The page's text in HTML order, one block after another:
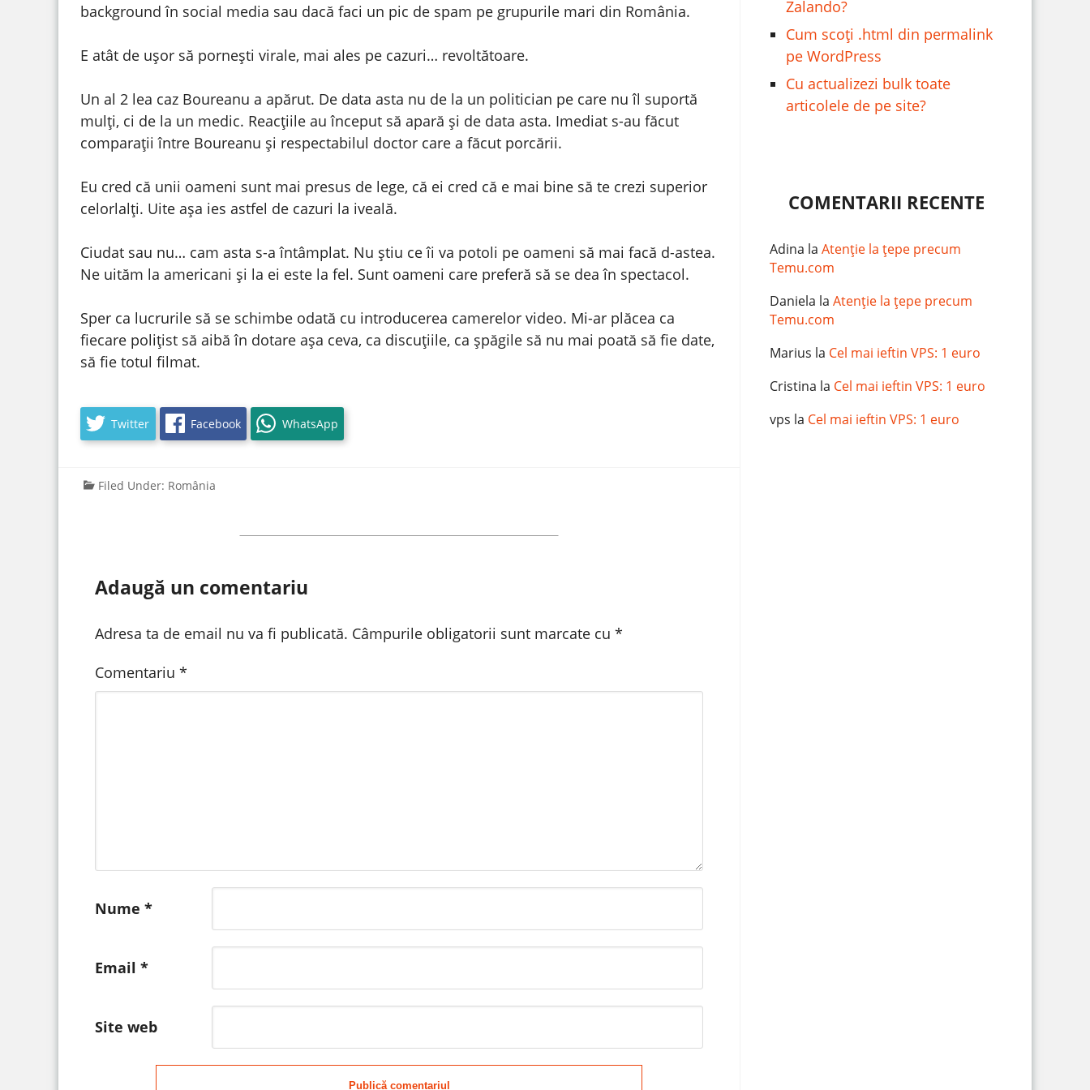
background în social media sau dacă faci un pic de spam pe grupurile mari din România.
E atât de ușor să pornești virale, mai ales pe cazuri… revoltătoare.
Un al 2 lea caz Boureanu a apărut. De data asta nu de la un politician pe care nu îl suportă
mulți, ci de la un medic. Reacțiile au început să apară și de data asta. Imediat s-au făcut
comparații între Boureanu și respectabilul doctor care a făcut porcării.
Eu cred că unii oameni sunt mai presus de lege, că ei cred că e mai bine să te crezi superior
celorlalți. Uite așa ies astfel de cazuri la iveală.
Ciudat sau nu… cam asta s-a întâmplat. Nu știu ce îi va potoli pe oameni să mai facă d-astea.
Ne uităm la americani și la ei este la fel. Sunt oameni care preferă să se dea în spectacol.
Sper ca lucrurile să se schimbe odată cu introducerea camerelor video. Mi-ar plăcea ca
fiecare polițist să aibă în dotare așa ceva, ca discuțiile, ca șpăgile să nu mai poată să fie date,
să fie totul filmat.
Twitter Facebook WhatsApp
Filed Under: România
Adaugă un comentariu
Adresa ta de email nu va fi publicată. Câmpurile obligatorii sunt marcate cu *
Comentariu *
Nume *
Email *
Site web
Publică comentariul
Zalando?
Cum scoți .html din permalink
pe WordPress
Cu actualizezi bulk toate
articolele de pe site?
COMENTARII RECENTE
Adina la Atenție la țepe precum
Temu.com
Daniela la Atenție la țepe precum
Temu.com
Marius la Cel mai ieftin VPS: 1 euro
Cristina la Cel mai ieftin VPS: 1 euro
vps la Cel mai ieftin VPS: 1 euro